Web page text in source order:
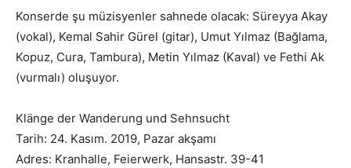
Konserde şu müzisyenler sahnede olacak: Süreyya Akay
(vokal), Kemal Sahir Gürel (gitar), Umut Yılmaz (Bağlama,
Kopuz, Cura, Tambura), Metin Yılmaz (Kaval) ve Fethi Ak
(vurmalı) oluşuyor.
Klänge der Wanderung und Sehnsucht
Tarih: 24. Kasım. 2019, Pazar akşamı
Adres: Kranhalle, Feierwerk, Hansastr. 39-41